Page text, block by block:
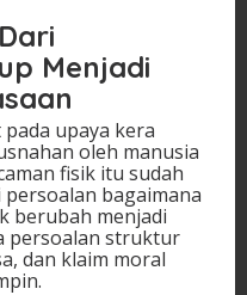
Menjadi
upaya kera
oleh manusia
fisik itu sudah
bagaimana
berubah menjadi
persoalan struktur
dan klaim moral